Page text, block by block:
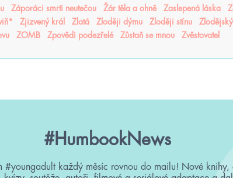
Záporáci smrti neutečou Žár těla a ohně Zaslepená láska
Zjizvený král Zlatá Zloději dýmu Zloději stínu
ZOMB Zpovědi podezřelé Zůstaň se mnou Zvěstovatel
#HumbookNews
#youngadult každý měsíc rovnou do mailu! Nové knihy,